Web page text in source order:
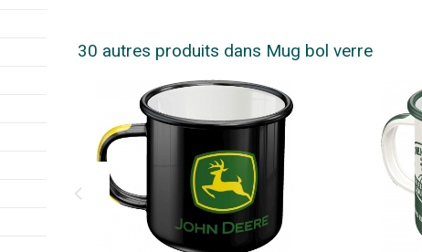
30 autres produits dans Mug bol verre